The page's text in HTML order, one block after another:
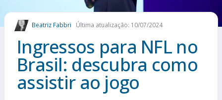
COMO APOSTAR
MAIS ESPORTES
Beatriz Fabbri Última atualização: 10/07/2024
Ingressos para NFL no
Brasil: descubra como
assistir ao jogo